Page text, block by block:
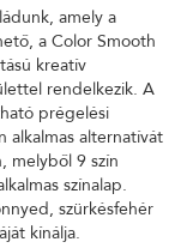
amely a
a Color Smooth
kreatív
rendelkezik. A
prégelési
alkalmas alternatívát
melyből 9 szín
színalap.
szürkésfehér
kínálja.